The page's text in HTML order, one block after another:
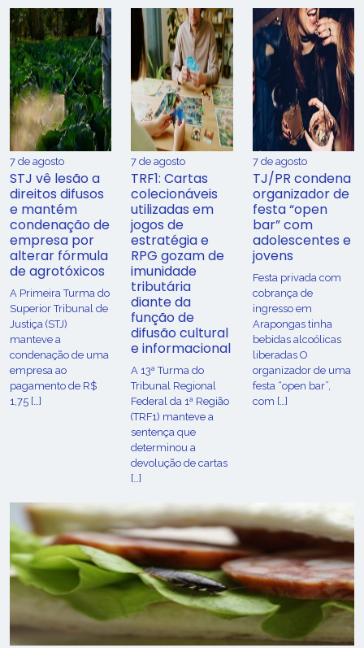
7 de agosto
STJ vê lesão a
direitos difusos
e mantém
condenação de
empresa por
alterar fórmula
de agrotóxicos
​A Primeira Turma do
Superior Tribunal de
Justiça (STJ)
manteve a
condenação de uma
empresa ao
pagamento de R$
1,75 […]
7 de agosto
TRF1: Cartas
colecionáveis
utilizadas em
jogos de
estratégia e
RPG gozam de
imunidade
tributária
diante da
função de
difusão cultural
e informacional
A 13ª Turma do
Tribunal Regional
Federal da 1ª Região
(TRF1) manteve a
sentença que
determinou a
devolução de cartas
[…]
7 de agosto
TJ/PR condena
organizador de
festa “open
bar” com
adolescentes e
jovens
Festa privada com
cobrança de
ingresso em
Arapongas tinha
bebidas alcoólicas
liberadas O
organizador de uma
festa “open bar”,
com […]